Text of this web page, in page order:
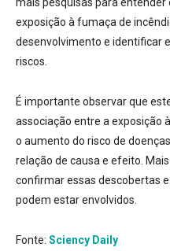
mais pesquisas para
exposição à fumaça de
desenvolvimento e identificar
riscos.
É importante observar que
associação entre a exposição
o aumento do risco de
relação de causa e efeito.
confirmar essas descobertas
podem estar envolvidos.
Fonte: Sciency Daily